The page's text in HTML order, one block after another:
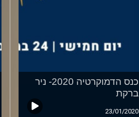
כנס הדמוקרטיה 2020- ניר
ברקת
23/01/2020